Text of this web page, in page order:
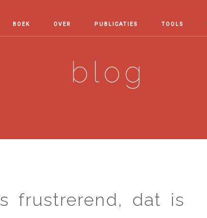
BOEK OVER PUBLICATIES TOOLS
blog
frustrerend, dat is